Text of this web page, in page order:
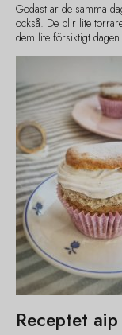
Godast är de samma
också. De blir lite
dem lite försiktigt
Receptet